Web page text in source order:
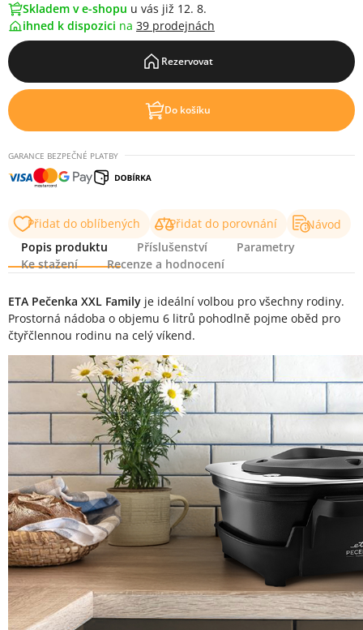
Skladem v e-shopu u vás již 12. 8.
ihned k dispozici na 39 prodejnách
Rezervovat
Do košíku
GARANCE BEZPEČNÉ PLATBY
Přidat do oblíbených Přidat do porovnání
Návod
Popis produktu
Příslušenství
Parametry
Ke stažení
Recenze a hodnocení
Popis produktu
ETA Pečenka XXL Family je ideální volbou pro všechny rodiny.
Prostorná nádoba o objemu 6 litrů pohodlně pojme oběd pro
čtyřčlennou rodinu na celý víkend.